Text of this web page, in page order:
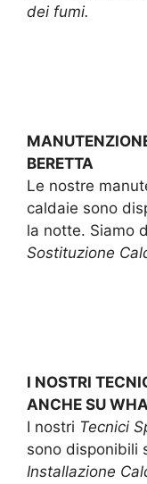
dei fumi.
BERETTA
Le nostre
caldaie sono
la notte. Siamo
Sostituzione
I NOSTRI
ANCHE SU
I nostri Tecnici
sono disponibili
Installazione